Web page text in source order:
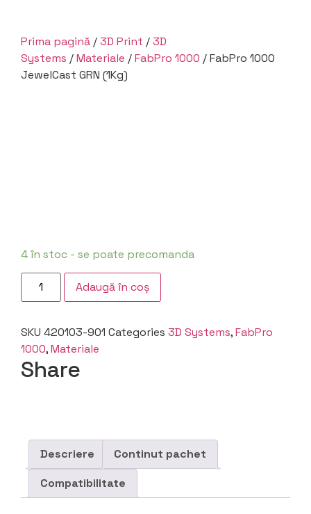
Prima pagină /3D Print /3D
Systems /Materiale /FabPro 1000 / FabPro 1000
JewelCast GRN (1Kg)
4 în stoc - se poate precomanda
Adaugă în coș
SKU 420103-901 Categories 3D Systems,FabPro
1000,Materiale
Share
Descriere
Continut pachet
Compatibilitate